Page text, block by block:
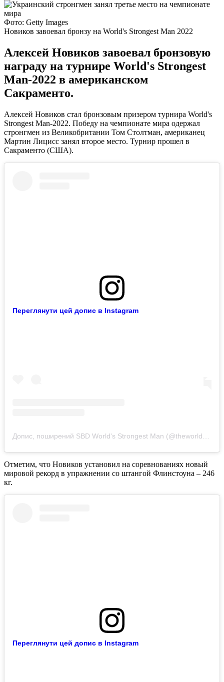
Фото: Getty Images
Новиков завоевал бронзу на World's Strongest Man 2022
Алексей Новиков завоевал бронзовую
награду на турнире World's Strongest
Man-2022 в американском
Сакраменто.
Алексей Новиков стал бронзовым призером турнира World's
Strongest Man-2022. Победу на чемпионате мира одержал
стронгмен из Великобритании Том Столтман, американец
Мартин Лицисс занял второе место. Турнир прошел в
Сакраменто (США).
Переглянути цей допис в Instagram
Допис, поширений SBD World's Strongest Man (@theworldsstrongestman)
Отметим, что Новиков установил на соревнованиях новый
мировой рекорд в упражнении со штангой Флинстоуна – 246
кг.
Переглянути цей допис в Instagram